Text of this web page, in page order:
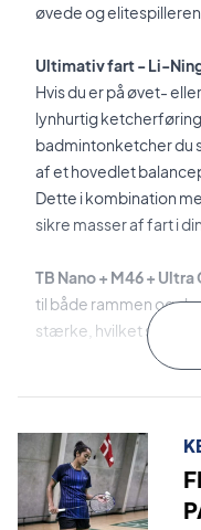
øvede og
Ultimativ fart - Li-
Hvis du er på øvet-
lynhurtig
badmintonketcher du
af et hovedlet
Dette i kombination
sikre masser af fart i
TB Nano + M46 + Ultra
til både rammen og
stærke, hvilket sikre
teknologi mindsker
Aerotec-Beam-
aerodynamikken